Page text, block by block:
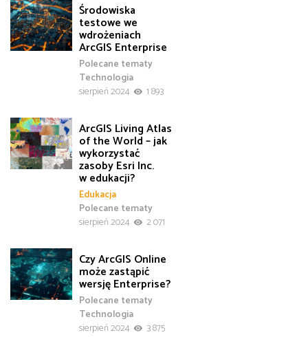
Środowiska
testowe we
wdrożeniach
ArcGIS Enterprise
Polecane tematy
Technologia
sierpień 2024
1 893
ArcGIS Living Atlas
of the World – jak
wykorzystać
zasoby Esri Inc.
w edukacji?
Edukacja
Polecane tematy
sierpień 2024
2 071
Czy ArcGIS Online
może zastąpić
wersję Enterprise?
Polecane tematy
Technologia
sierpień 2024
3 875